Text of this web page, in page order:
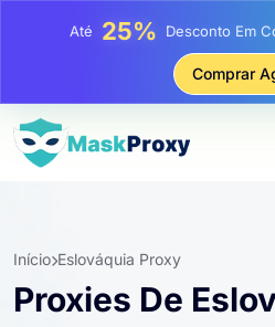
Até81%Desconto Em
Comprar
Início Eslováquia Proxy
Proxies De